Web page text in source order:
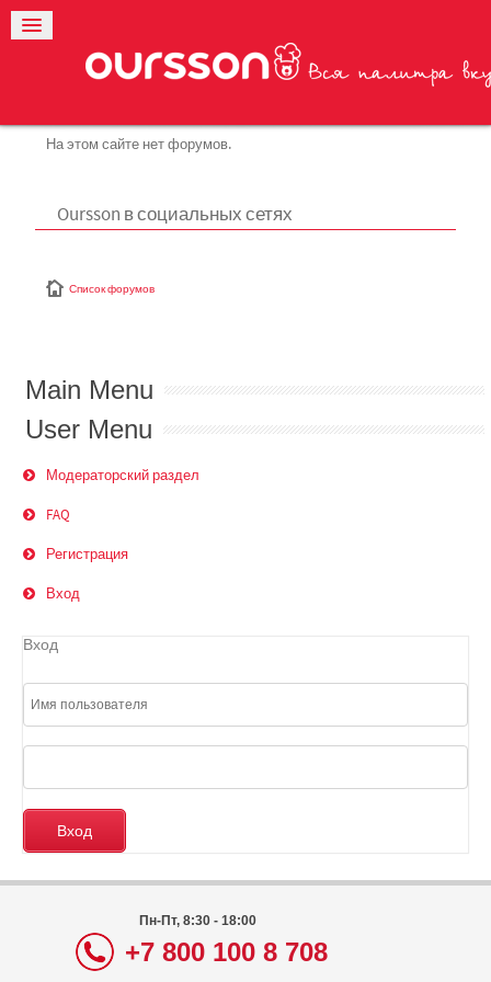
На этом сайте нет форумов.
Oursson в социальных сетях
Список форумов
Main Menu
User Menu
Модераторский раздел
FAQ
Регистрация
Вход
Вход
Пн-Пт, 8:30 - 18:00
+7 800 100 8 708